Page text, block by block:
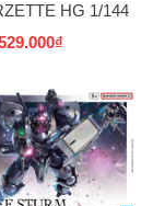
HG 1/144
BANDAI